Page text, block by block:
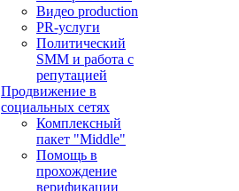
Видео production
PR-услуги
Политический
SMM и работа с
репутацией
Продвижение в
социальных сетях
Комплексный
пакет "Middle"
Помощь в
прохождение
верификации